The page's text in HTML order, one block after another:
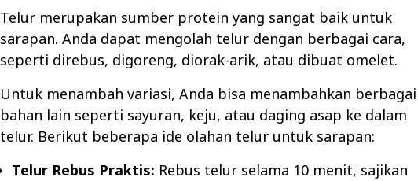
Telur merupakan sumber protein yang sangat baik untuk
sarapan. Anda dapat mengolah telur dengan berbagai cara,
seperti direbus, digoreng, diorak-arik, atau dibuat omelet.
Untuk menambah variasi, Anda bisa menambahkan berbagai
bahan lain seperti sayuran, keju, atau daging asap ke dalam
telur. Berikut beberapa ide olahan telur untuk sarapan:
Telur Rebus Praktis: Rebus telur selama 10 menit, sajikan